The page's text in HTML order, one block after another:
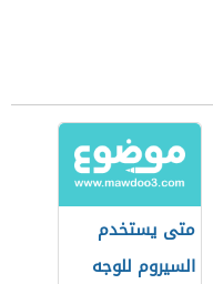
متى يستخدم
السيروم للوجه